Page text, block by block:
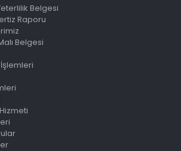
Belgesi
Raporu
Belgesi